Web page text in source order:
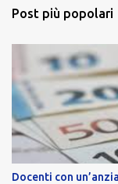
Post più popolari
Docenti con